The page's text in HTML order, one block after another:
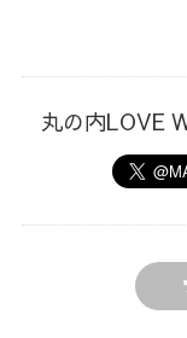
丸の内LOVE